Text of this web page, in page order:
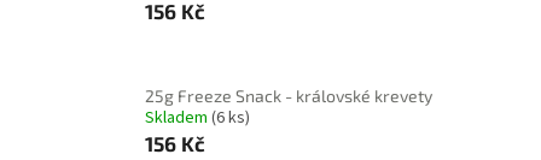
156 Kč
25g Freeze Snack - královské krevety
Skladem (6 ks)
156 Kč